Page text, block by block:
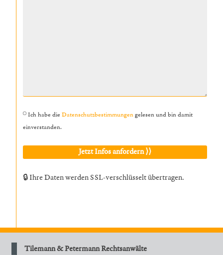
Ich habe dieDatenschutzbestimmungengelesen und bin damit
einverstanden.
🔒 Ihre Daten werden SSL-verschlüsselt übertragen.
Tilemann & Petermann Rechtsanwälte